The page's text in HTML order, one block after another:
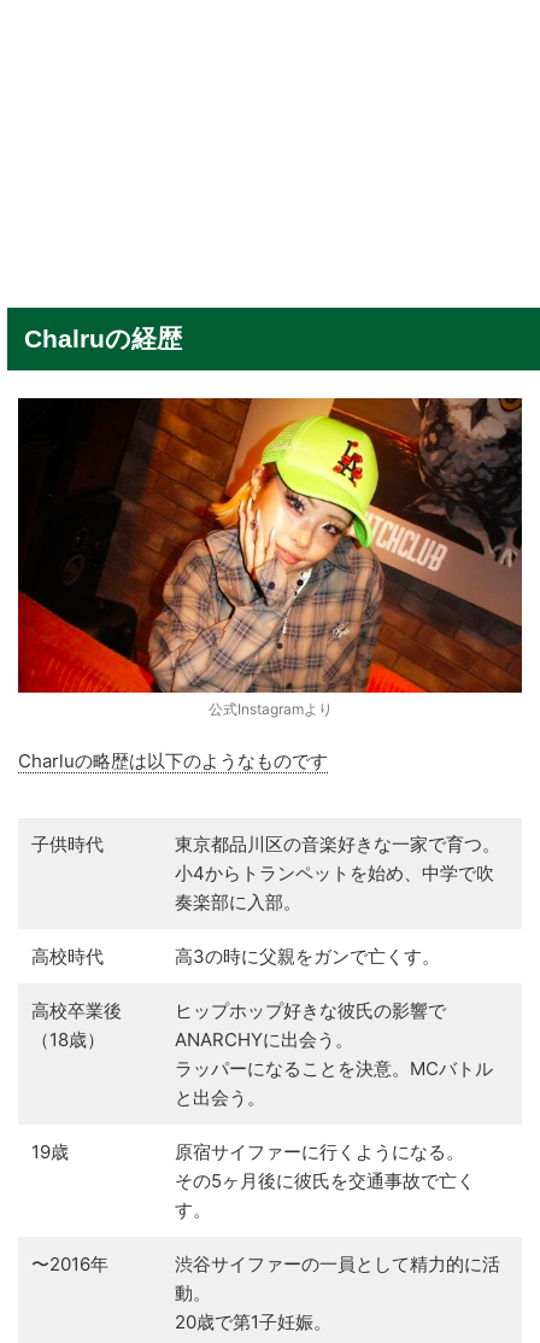
Chalruの経歴
公式Instagramより
Charluの略歴は以下のようなものです
子供時代
東京都品川区の音楽好きな一家で育つ。
小4からトランペットを始め、中学で吹
奏楽部に入部。
高校時代 高3の時に父親をガンで亡くす。
高校卒業後
（18歳）
ヒップホップ好きな彼氏の影響で
ANARCHYに出会う。
ラッパーになることを決意。MCバトル
と出会う。
19歳
原宿サイファーに行くようになる。
その5ヶ月後に彼氏を交通事故で亡く
す。
〜2016年
渋谷サイファーの一員として精力的に活
動。
20歳で第1子妊娠。